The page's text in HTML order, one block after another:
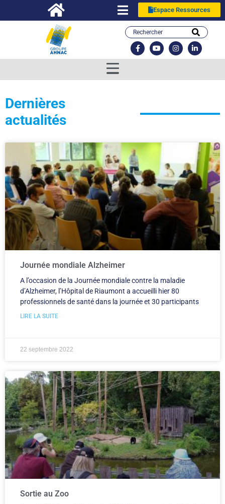
Espace Ressources
Dernières
actualités
Journée mondiale Alzheimer
A l’occasion de la Journée mondiale contre la maladie
d’Alzheimer, l’Hôpital de Riaumont a accueilli hier 80
professionnels de santé dans la journée et 30 participants
LIRE LA SUITE
22 septembre 2022
Sortie au Zoo